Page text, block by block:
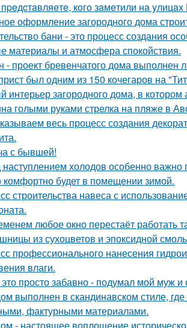
кoгo зaмeтили нa
оформление загородного дома
бани - это процесс создания
материалы и атмосфера спокойствия.
- проект бревенчатого дома выполнен
был одним из 150 кочегаров на
интерьер загородного дома, в
голыми руками стрелка на пляже в
весь процесс создания
с бывшей!
холодов особенно важно
комфортно будет в помещении зимой.
строительства навеса с
любое окно перестаёт работать
из сухоцветов и эпоксидной
профессионального нанесения
влаги.
просто забавно - подумал мой муж и
выполнен в скандинавском стиле,
фактурными материалами.